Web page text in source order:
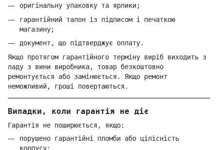
оригінальну упаковку та ярлики;
гарантійний талон із підписом і печаткою
магазину;
документ, що підтверджує оплату.
Якщо протягом гарантійного терміну виріб виходить з
ладу з вини виробника, товар безкоштовно
ремонтується або замінюється. Якщо ремонт
неможливий, гроші повертаються.
Випадки, коли гарантія не діє
Гарантія не поширюється, якщо:
порушено гарантійні пломби або цілісність
корпусу;